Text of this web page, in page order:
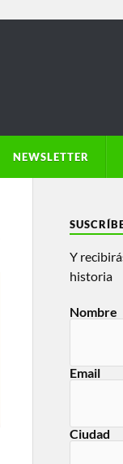
NEWSLETTER
Y
historia
Nombre
Email
Ciudad